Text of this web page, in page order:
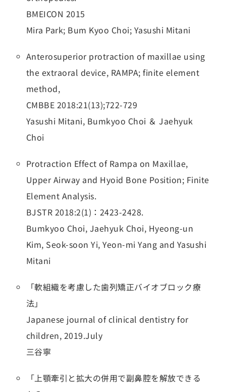
BMEICON 2015
Mira Park; Bum Kyoo Choi; Yasushi Mitani
Anterosuperior protraction of maxillae using
the extraoral device, RAMPA; finite element
method,
CMBBE 2018:21(13);722-729
Yasushi Mitani, Bumkyoo Choi ＆ Jaehyuk
Choi
Protraction Effect of Rampa on Maxillae,
Upper Airway and Hyoid Bone Position; Finite
Element Analysis.
BJSTR 2018:2(1)：2423-2428.
Bumkyoo Choi, Jaehyuk Choi, Hyeong-un
Kim, Seok-soon Yi, Yeon-mi Yang and Yasushi
Mitani
「軟組織を考慮した歯列矯正バイオブロック療
法」
Japanese journal of clinical dentistry for
children, 2019.July
三谷寧
「上顎牽引と拡大の併用で副鼻腔を解放できる